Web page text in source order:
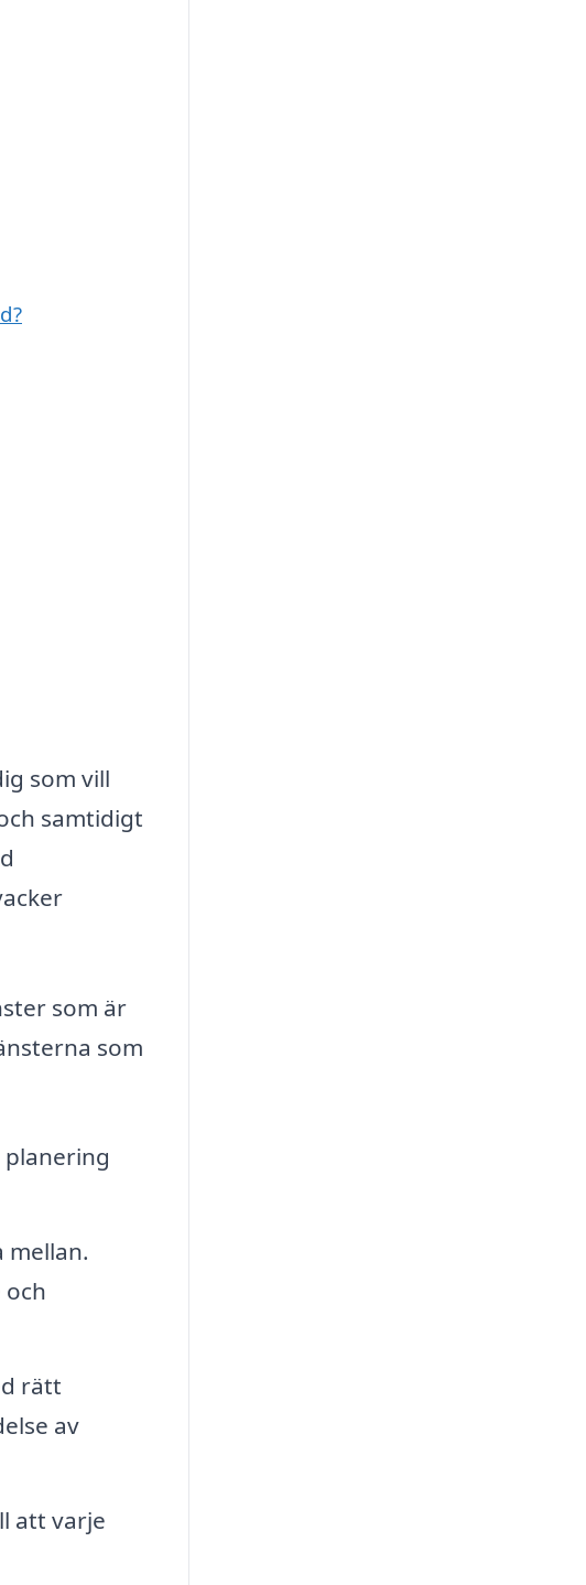
som vill
samtidigt
som är
som
mellan.
rätt
av
att varje